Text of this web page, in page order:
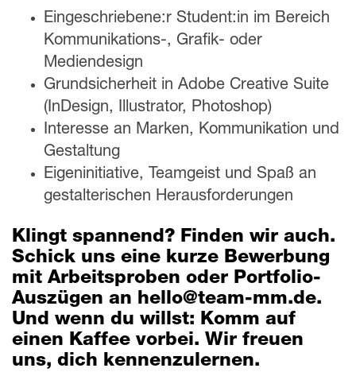
Eingeschriebene:r Student:in im Bereich
Kommunikations-, Grafik- oder
Mediendesign
Grundsicherheit in Adobe Creative Suite
(InDesign, Illustrator, Photoshop)
Interesse an Marken, Kommunikation und
Gestaltung
Eigeninitiative, Teamgeist und Spaß an
gestalterischen Herausforderungen
Klingt spannend? Finden wir auch.
Schick uns eine kurze Bewerbung
mit Arbeitsproben oder Portfolio-
Auszügen an hello@team-mm.de.
Und wenn du willst: Komm auf
einen Kaffee vorbei. Wir freuen
uns, dich kennenzulernen.